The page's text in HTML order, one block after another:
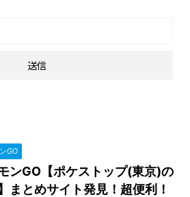
GO
ンGO【ポケストップ(東京)の
まとめサイト発見！超便利！